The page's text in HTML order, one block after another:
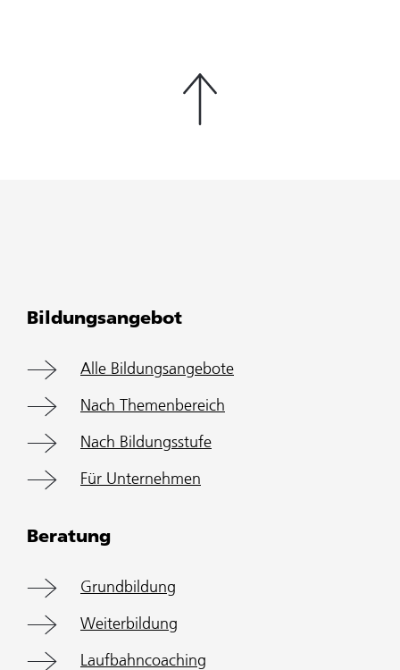
Bildungsangebot
Alle Bildungsangebote
Nach Themenbereich
Nach Bildungsstufe
Für Unternehmen
Beratung
Grundbildung
Weiterbildung
Laufbahncoaching